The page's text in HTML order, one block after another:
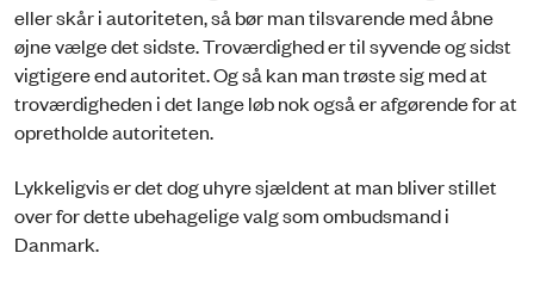
eller skår i autoriteten, så bør man tilsvarende med åbne
øjne vælge det sidste. Troværdighed er til syvende og sidst
vigtigere end autoritet. Og så kan man trøste sig med at
troværdigheden i det lange løb nok også er afgørende for at
opretholde autoriteten.
Lykkeligvis er det dog uhyre sjældent at man bliver stillet
over for dette ubehagelige valg som ombudsmand i
Danmark.